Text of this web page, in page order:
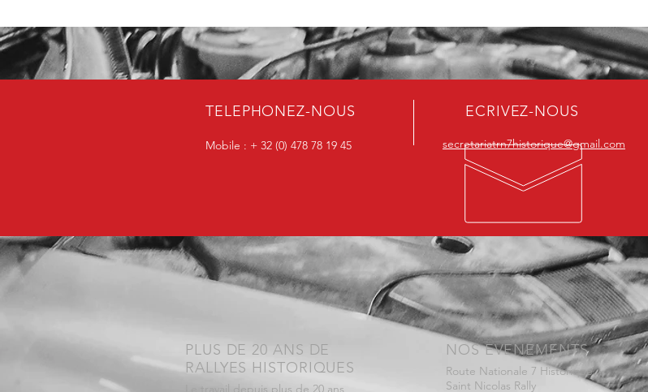
TELEPHONEZ-NOUS
Mobile : + 32 (0) 478 78 19 45
ECRIVEZ-NOUS
secretariatrn7historique@gmail.com
PLUS DE 20 ANS DE
RALLYES HISTORIQUES
Le travail depuis plus de 20 ans
NOS EVENEMENTS
Route Nationale 7 Historique
Saint Nicolas Rally